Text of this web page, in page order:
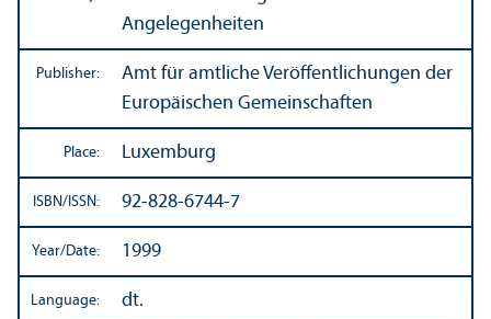
Angelegenheiten
Publisher:
Amt für amtliche Veröffentlichungen der
Europäischen Gemeinschaften
Place: Luxemburg
ISBN/ISSN: 92-828-6744-7
Year/Date: 1999
Language: dt.